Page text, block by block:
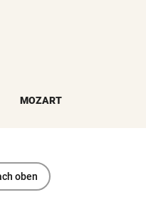
MOZART
oben